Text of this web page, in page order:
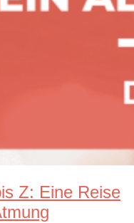
Z: Eine Reise